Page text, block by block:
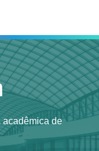
de